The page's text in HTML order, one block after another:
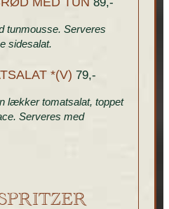
tunmousse. Serveres
sidesalat.
*(V) 79,-
lækker tomatsalat, toppet
Serveres med